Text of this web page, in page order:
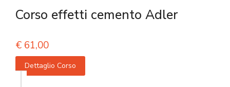
Corso effetti cemento Adler
€ 61,00
Dettaglio Corso